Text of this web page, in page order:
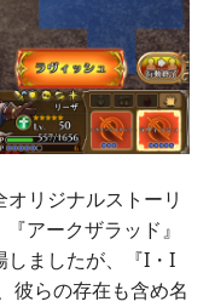
リジナルストーリ
アークザラッド』
しましたが、『I・I
彼らの存在も含め名